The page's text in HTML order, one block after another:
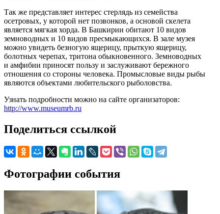
Так же представляет интерес стерлядь из семейства
осетровых, у которой нет позвонков, а основой скелета
является мягкая хорда. В Башкирии обитают 10 видов
земноводных и 10 видов пресмыкающихся. В зале музея
можно увидеть безногую ящерицу, прыткую ящерицу,
болотных черепах, тритона обыкновенного. Земноводных
и амфибии приносят пользу и заслуживают бережного
отношения со стороны человека. Промысловые виды рыбы
являются объектами любительского рыболовства.
Узнать подробности можно на сайте организаторов:
http://www.museumrb.ru
Поделиться ссылкой
Фотографии события